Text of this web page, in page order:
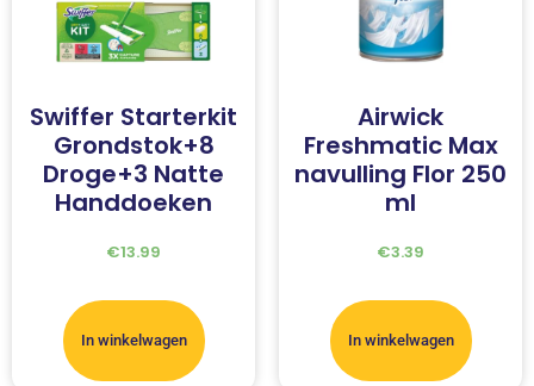
Swiffer Starterkit
Grondstok+8
Droge+3 Natte
Handdoeken
€13.99
In winkelwagen
Airwick
Freshmatic Max
navulling Flor 250
ml
€3.39
In winkelwagen